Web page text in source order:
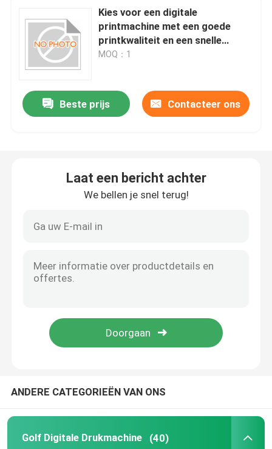
Kies voor een digitale
printmachine met een goede
printkwaliteit en een snelle
snelheid, en natuurlijk voor
MOQ：1
Beste prijs Contacteer ons
Laat een bericht achter
We bellen je snel terug!
ANDERE CATEGORIEËN VAN ONS
Golf Digitale Drukmachine (40)